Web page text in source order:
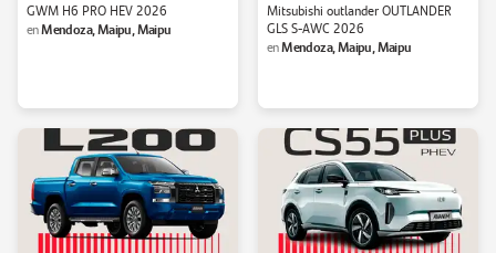
GWM H6 PRO HEV 2026
enMendoza, Maipu, Maipu
Mitsubishi outlander OUTLANDER
GLS S-AWC 2026
enMendoza, Maipu, Maipu